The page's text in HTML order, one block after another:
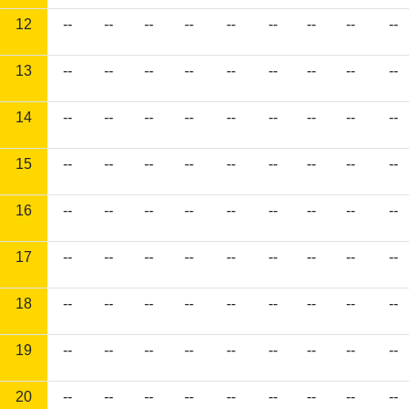
12 -- -- -- -- -- -- -- -- --
13 -- -- -- -- -- -- -- -- --
14 -- -- -- -- -- -- -- -- --
15 -- -- -- -- -- -- -- -- --
16 -- -- -- -- -- -- -- -- --
17 -- -- -- -- -- -- -- -- --
18 -- -- -- -- -- -- -- -- --
19 -- -- -- -- -- -- -- -- --
20 -- -- -- -- -- -- -- -- --